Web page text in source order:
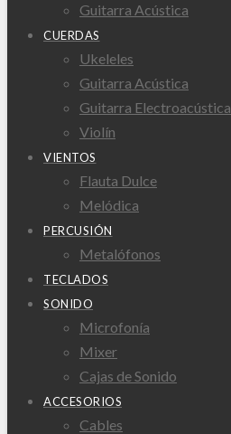
Guitarra Acústica
CUERDAS
Ukeleles
Guitarra Acústica
Guitarra Electroacústica
Violín
VIENTOS
Flauta Dulce
Melódica
PERCUSIÓN
Metalófonos
TECLADOS
SONIDO
Microfonía
Mixer
Cajas de Sonido
ACCESORIOS
Cables